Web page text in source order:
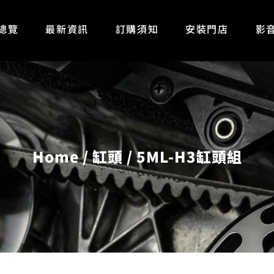
覽 最新資訊 訂購須知 安裝門店 影
Home 缸頭 5ML-H3缸頭組